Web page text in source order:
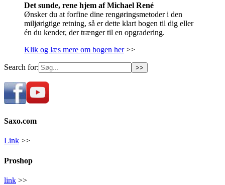
Det sunde, rene hjem af Michael René
Ønsker du at forfine dine rengøringsmetoder i den
miljørigtige retning, så er dette klart bogen til dig eller
én du kender, der trænger til en opgradering.
Klik og læs mere om bogen her>>
Search for:
Saxo.com
Link >>
Proshop
link >>